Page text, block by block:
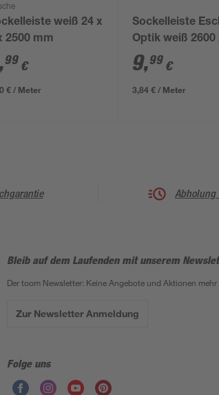
weiß 24 x
2500 mm
,99 €
€ / Meter
Sockelleiste
Optik weiß 2600
x 10 mm
9,99 €
3,84 € / Meter
Bleib auf dem Laufenden mit unserem
Der toom Newsletter: Keine Angebote und Aktionen mehr
Zur Newsletter Anmeldung
Folge uns